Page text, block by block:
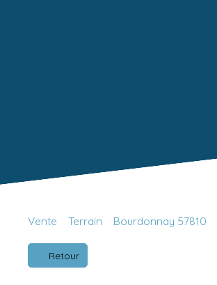
Vente Terrain Bourdonnay 57810
Retour